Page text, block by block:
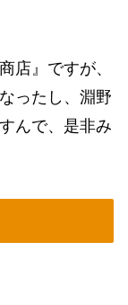
店』ですが、
ったし、淵野
んで、是非み